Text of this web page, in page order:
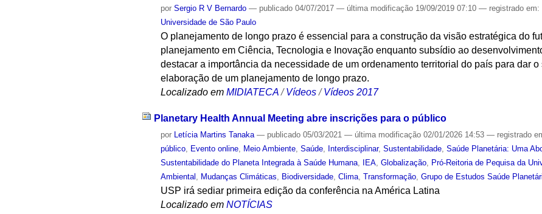
porSergio R V Bernardo — publicado 04/07/2017— última modificação 19/09/2019 07:10— registrado em:
Universidade de São Paulo
O planejamento de longo prazo é essencial para a construção da visão estratégica do
planejamento em Ciência, Tecnologia e Inovação enquanto subsídio ao
destacar a importância da necessidade de um ordenamento territorial do país para dar
elaboração de um planejamento de longo prazo.
Localizado em MIDIATECA /Vídeos /Vídeos 2017
Planetary Health Annual Meeting abre inscrições para o público
por Letícia Martins Tanaka — publicado 05/03/2021— última modificação 02/01/2026 14:53— registrado
público Evento online Meio Ambiente ,Saúde Interdisciplinar,Sustentabilidade ,Saúde Planetária: Uma
Sustentabilidade do Planeta Integrada à Saúde Humana IEA ,Globalização Pró-Reitoria de Pequisa da
Ambiental
Mudanças Climáticas Biodiversidade ,Clima ,Transformação ,Grupo de Estudos Saúde
USP irá sediar primeira edição da conferência na América Latina
Localizado em NOTÍCIAS